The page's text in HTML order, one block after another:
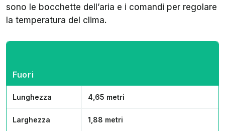
sono le bocchette dell’aria e i comandi per regolare
la temperatura del clima.
Fuori
Lunghezza 4,65 metri
Larghezza 1,88 metri